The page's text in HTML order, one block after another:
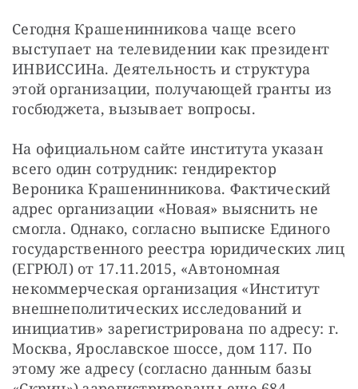
Сегодня Крашенинникова чаще всего
выступает на телевидении как президент
ИНВИССИНа. Деятельность и структура
этой организации, получающей гранты из
госбюджета, вызывает вопросы.
На официальном сайте института указан
всего один сотрудник: гендиректор
Вероника Крашенинникова. Фактический
адрес организации «Новая» выяснить не
смогла. Однако, согласно выписке Единого
государственного реестра юридических лиц
(ЕГРЮЛ) от 17.11.2015, «Автономная
некоммерческая организация «Институт
внешнеполитических исследований и
инициатив» зарегистрирована по адресу: г.
Москва, Ярославское шоссе, дом 117. По
этому же адресу (согласно данным базы